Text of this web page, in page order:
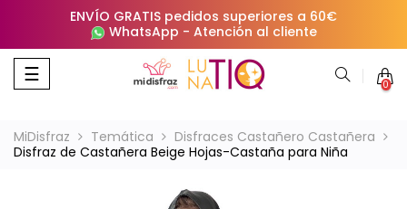
ENVÍO GRATIS pedidos superiores a 60€
WhatsApp - Atención al cliente
Navegación
de
☰ 0
MiDisfraz Temática
Disfraces Castañero Castañera
Disfraz de Castañera Beige Hojas-Castaña para Niña